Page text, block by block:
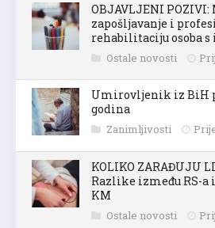
OBJAVLJENI
zapošljavanje i
rehabilitaciju osoba
Ostale novosti
Umirovljenik iz BiH
godina
Zanimljivosti
KOLIKO ZARAĐUJU
Razlike između RS-a i
KM
Ostale novosti